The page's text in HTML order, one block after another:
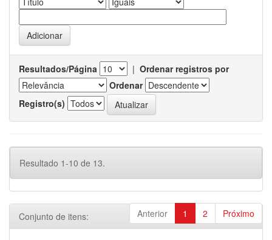
Resultados/Página | Ordenar registros por
Ordenar
Registro(s)
Resultado 1-10 de 13.
Anterior 1 2 Próximo
Conjunto de itens: